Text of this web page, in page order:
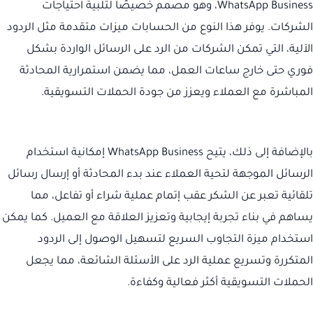
WhatsApp Business، وهو مصمم خصيصًا لتلبية احتياجات
الشركات. يوفر هذا النوع من الحسابات ميزات متقدمة مثل الردود
الآلية، التي تمكن الشركات من الرد على الرسائل الواردة بشكل
فوري حتى خارج ساعات العمل، مما يضمن استمرارية المحادثة
المباشرة مع العملاء ويعزز من جودة الحملات التسويقية.
بالإضافة إلى ذلك، يتيح WhatsApp Business إمكانية استخدام
الرسائل الموجهة لتحية العملاء عند بدء المحادثة أو إرسال رسائل
تلقائية تعبر عن الشكر عقب إتمام عملية شراء أو تفاعل، مما
يساهم في بناء تجربة إيجابية وتعزيز العلاقة مع العميل. كما يمكن
استخدام ميزة التجاوب السريع لتسهيل الوصول إلى الردود
المتكررة وتسريع عملية الرد على الأسئلة الشائعة، مما يجعل
الحملات التسويقية أكثر فعالية وكفاءة.